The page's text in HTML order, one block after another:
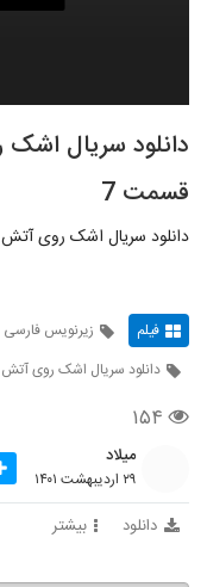
قسمت 7
دانلود سریال اشک روی آتش Tears on Fire قسمت 7 زیرنویس فارسی
فیلم زیرنویس فارسی
دانلود سریال اشک روی آتش
۱۵۴
میلاد
۲۹ اردیبهشت ۱۴۰۱
دانلود بیشتر